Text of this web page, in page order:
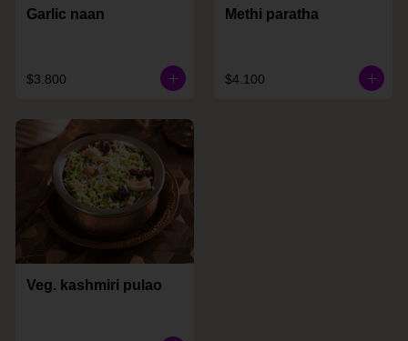
Garlic naan
$3.800
Methi paratha
$4.100
Veg. kashmiri pulao